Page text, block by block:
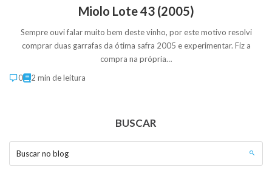
Miolo Lote 43 (2005)
Sempre ouvi falar muito bem deste vinho, por este motivo resolvi
comprar duas garrafas da ótima safra 2005 e experimentar. Fiz a
compra na própria…
0
2 min de leitura
BUSCAR
Buscar no blog